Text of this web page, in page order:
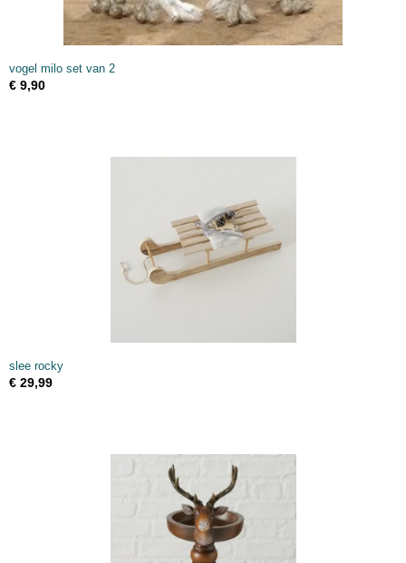
vogel milo set van 2
€ 9,90
slee rocky
€ 29,99